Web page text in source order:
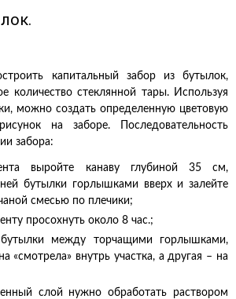
капитальный забор из бутылок,
количество стеклянной тары. Используя
можно создать определенную цветовую
на заборе. Последовательность
забора:
выройте канаву глубиной 35 см,
бутылки горлышками вверх и залейте
смесью по плечики;
просохнуть около 8 час.;
бутылки между торчащими горлышками,
«смотрела» внутрь участка, а другая – на
слой нужно обработать раствором